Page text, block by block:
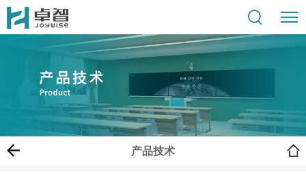
产品技术